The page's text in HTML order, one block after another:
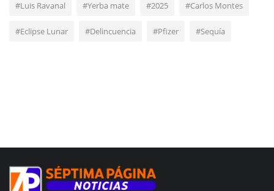
#Luis Ravanal #Yerba mate #2025 #Carlos Montes
#Eclipse Lunar #Delincuencia #Pfizer #Sequía